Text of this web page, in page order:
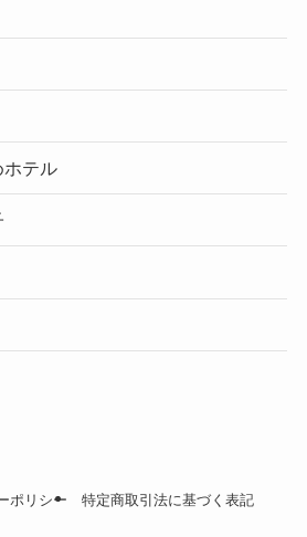
ホテル
ポリシー 特定商取引法に基づく表記